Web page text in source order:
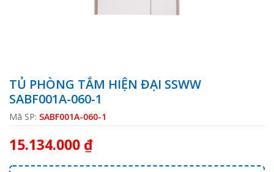
TỦ PHÒNG TẮM HIỆN ĐẠI SSWW
SABF001A-060-1
Mã SP: SABF001A-060-1
15.134.000 ₫